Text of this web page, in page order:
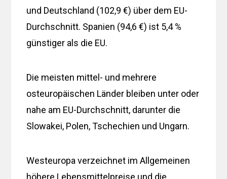
und Deutschland (102,9 €) über dem EU-
Durchschnitt. Spanien (94,6 €) ist 5,4 %
günstiger als die EU.
Die meisten mittel- und mehrere
osteuropäischen Länder bleiben unter oder
nahe am EU-Durchschnitt, darunter die
Slowakei, Polen, Tschechien und Ungarn.
Westeuropa verzeichnet im Allgemeinen
höhere Lebensmittelpreise und die